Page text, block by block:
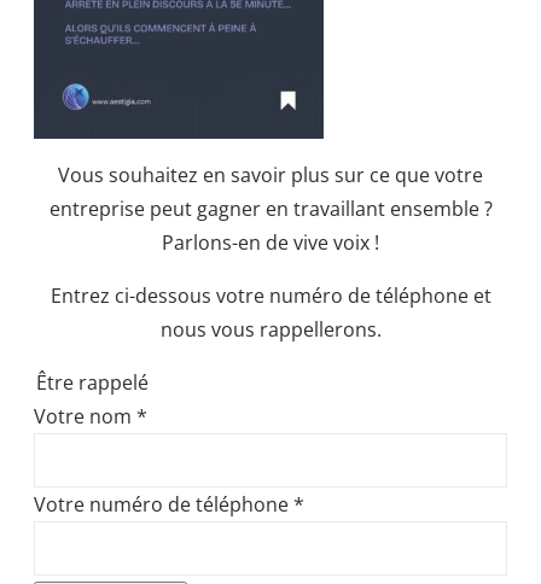
Vous souhaitez en savoir plus sur ce que votre
entreprise peut gagner en travaillant ensemble ?
Parlons-en de vive voix !
Entrez ci-dessous votre numéro de téléphone et
nous vous rappellerons.
Être rappelé
Votre nom *
Votre numéro de téléphone*